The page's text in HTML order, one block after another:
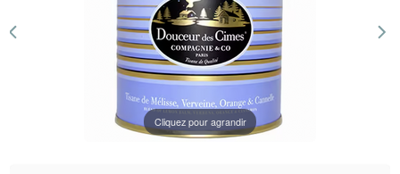
Cliquez pour agrandir